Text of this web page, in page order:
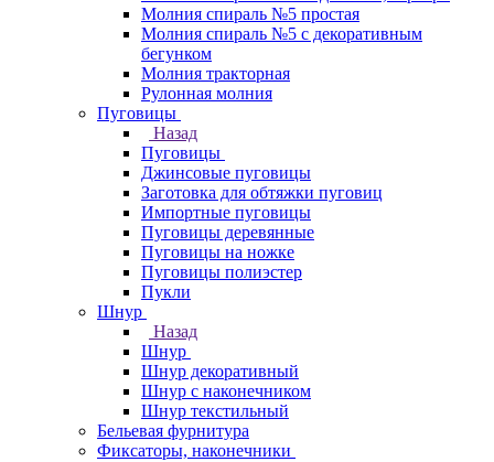
Молния спираль №5 простая
Молния спираль №5 с декоративным
бегунком
Молния тракторная
Рулонная молния
Пуговицы
Назад
Пуговицы
Джинсовые пуговицы
Заготовка для обтяжки пуговиц
Импортные пуговицы
Пуговицы деревянные
Пуговицы на ножке
Пуговицы полиэстер
Пукли
Шнур
Назад
Шнур
Шнур декоративный
Шнур с наконечником
Шнур текстильный
Бельевая фурнитура
Фиксаторы, наконечники